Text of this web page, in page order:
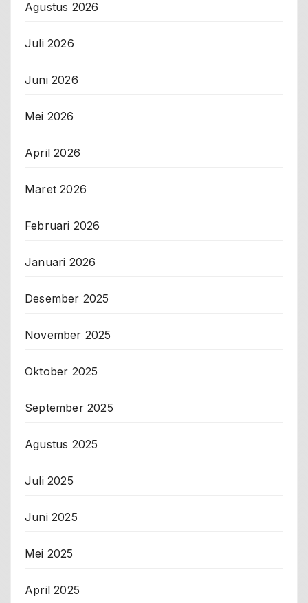
Agustus 2026
Juli 2026
Juni 2026
Mei 2026
April 2026
Maret 2026
Februari 2026
Januari 2026
Desember 2025
November 2025
Oktober 2025
September 2025
Agustus 2025
Juli 2025
Juni 2025
Mei 2025
April 2025